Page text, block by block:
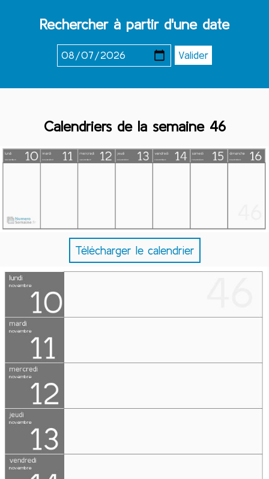
Rechercher à partir d'une date
Calendriers de la semaine 46
Télécharger le calendrier